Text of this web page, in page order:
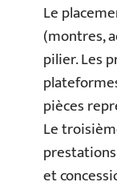
Le
(montres,
pilier. Les
pièces
Le
et